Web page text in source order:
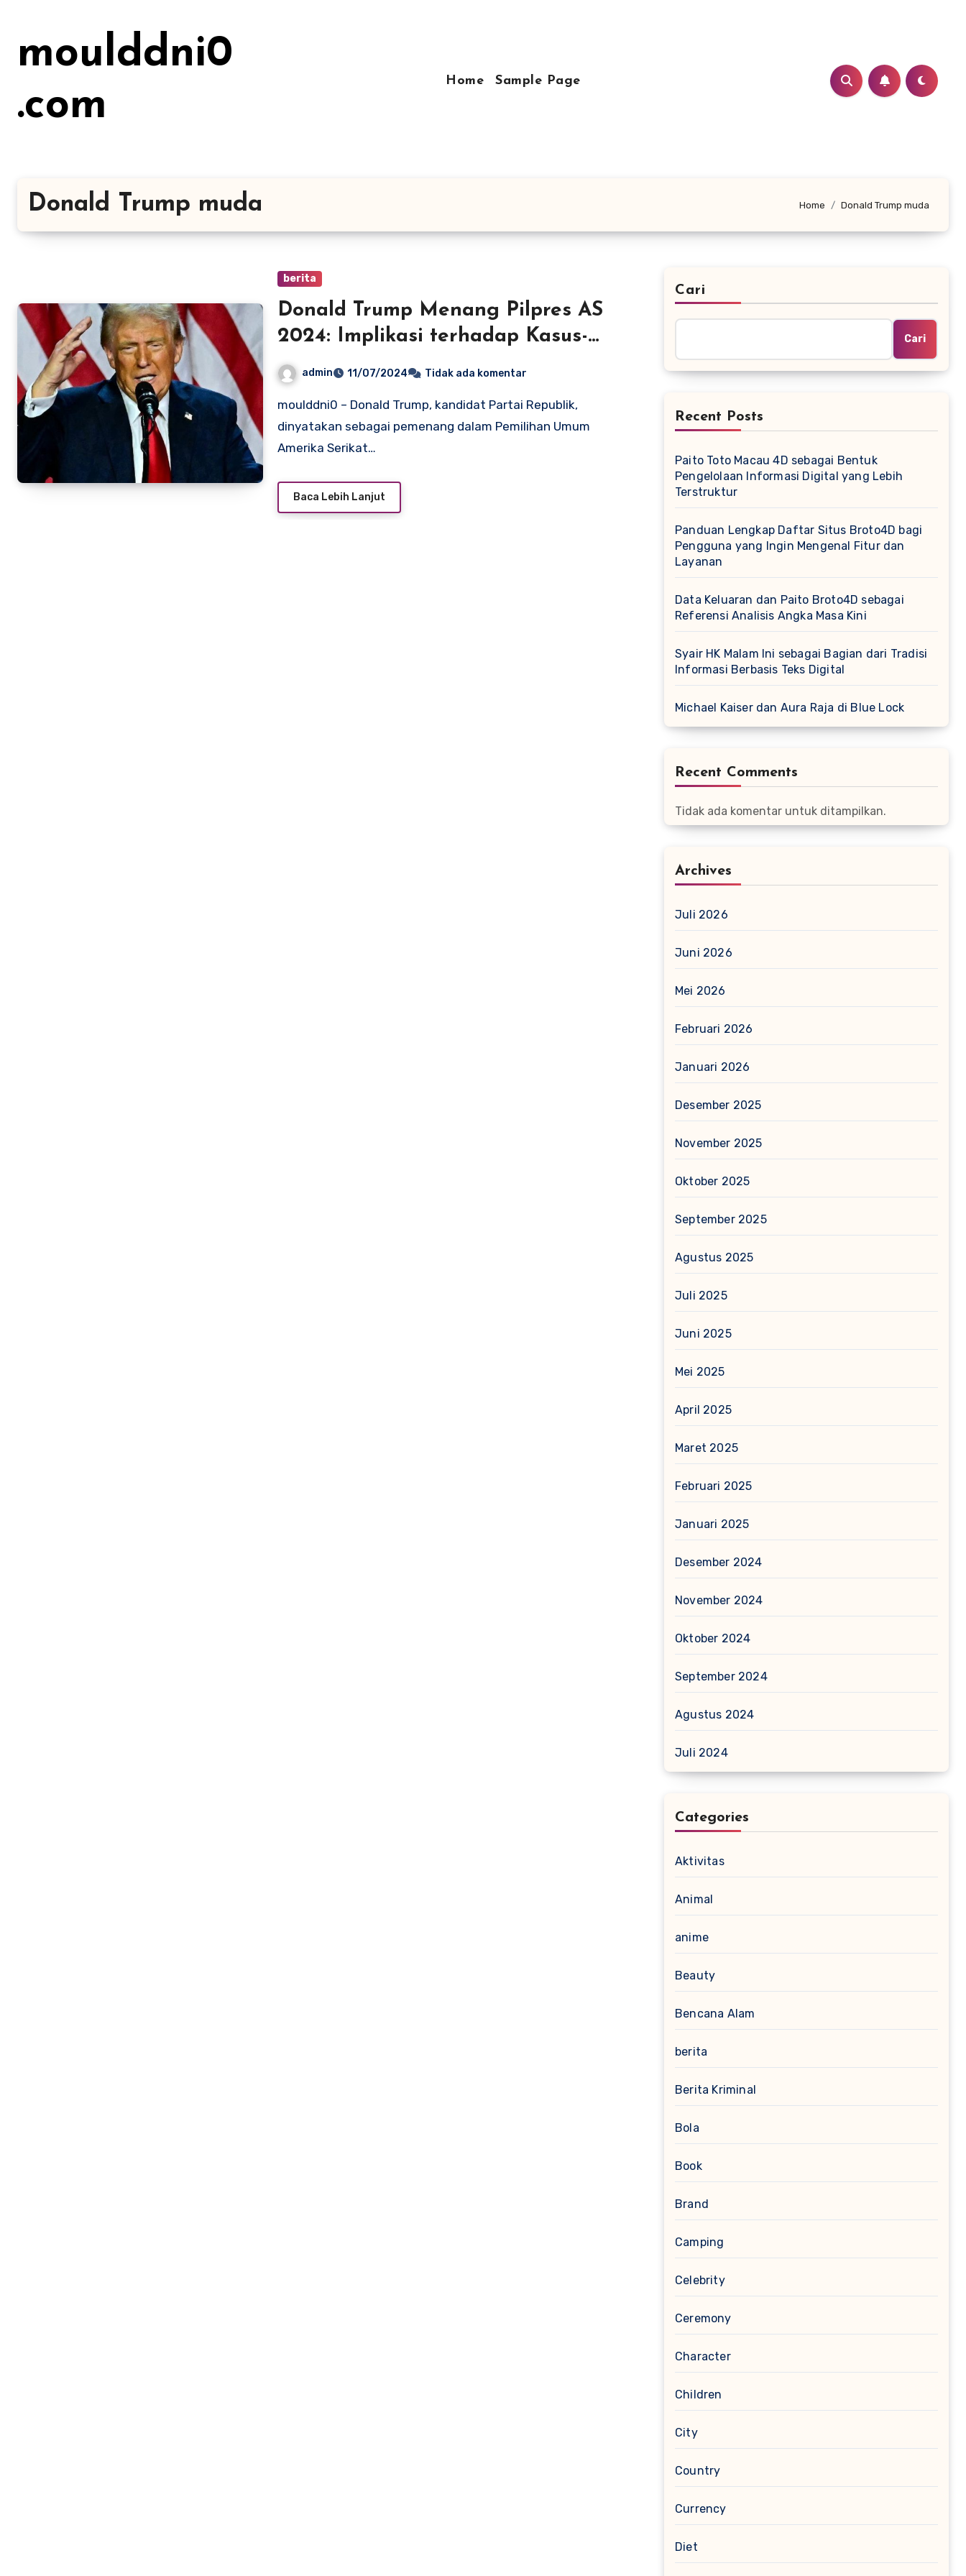
kontenmoulddni0
.com
Home Sample Page
Donald Trump muda Home Donald Trump muda
berita
Donald Trump Menang Pilpres AS
2024: Implikasi terhadap Kasus-
kasus Hukum yang Menjeratnya
admin 11/07/2024 Tidak ada komentar
moulddni0 – Donald Trump, kandidat Partai Republik,
dinyatakan sebagai pemenang dalam Pemilihan Umum
Amerika Serikat…
Baca Lebih Lanjut
Cari
Cari
Recent Posts
Paito Toto Macau 4D sebagai Bentuk
Pengelolaan Informasi Digital yang Lebih
Terstruktur
Panduan Lengkap Daftar Situs Broto4D bagi
Pengguna yang Ingin Mengenal Fitur dan
Layanan
Data Keluaran dan Paito Broto4D sebagai
Referensi Analisis Angka Masa Kini
Syair HK Malam Ini sebagai Bagian dari Tradisi
Informasi Berbasis Teks Digital
Michael Kaiser dan Aura Raja di Blue Lock
Recent Comments
Tidak ada komentar untuk ditampilkan.
Archives
Juli 2026
Juni 2026
Mei 2026
Februari 2026
Januari 2026
Desember 2025
November 2025
Oktober 2025
September 2025
Agustus 2025
Juli 2025
Juni 2025
Mei 2025
April 2025
Maret 2025
Februari 2025
Januari 2025
Desember 2024
November 2024
Oktober 2024
September 2024
Agustus 2024
Juli 2024
Categories
Aktivitas
Animal
anime
Beauty
Bencana Alam
berita
Berita Kriminal
Bola
Book
Brand
Camping
Celebrity
Ceremony
Character
Children
City
Country
Currency
Diet